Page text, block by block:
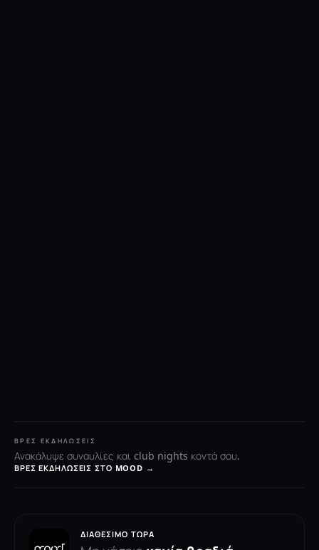
ΒΡΕΣ ΕΚΔΗΛΏΣΕΙΣ
Ανακάλυψε συναυλίες και club nights κοντά σου.
ΒΡΕΣ ΕΚΔΗΛΏΣΕΙΣ ΣΤΟ MOOD →
ΔΙΑΘΈΣΙΜΟ ΤΏΡΑ